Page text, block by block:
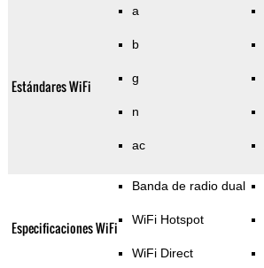
Estándares WiFi
a
b
g
n
ac
Especificaciones WiFi
Banda de radio dual
WiFi Hotspot
WiFi Direct